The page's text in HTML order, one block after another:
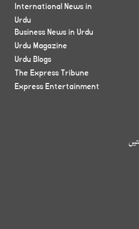
International News in
Urdu
Business News in Urdu
Urdu Magazine
Urdu Blogs
The Express Tribune
Express Entertainment